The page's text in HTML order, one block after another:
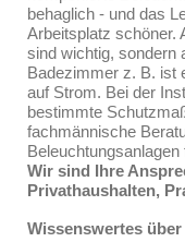
behaglich - und das
Arbeitsplatz schöner.
sind wichtig, sondern
Badezimmer z. B. ist
auf Strom. Bei der
bestimmte
fachmännische
Wir sind Ihre
Privathaushalten,
Wissenswertes